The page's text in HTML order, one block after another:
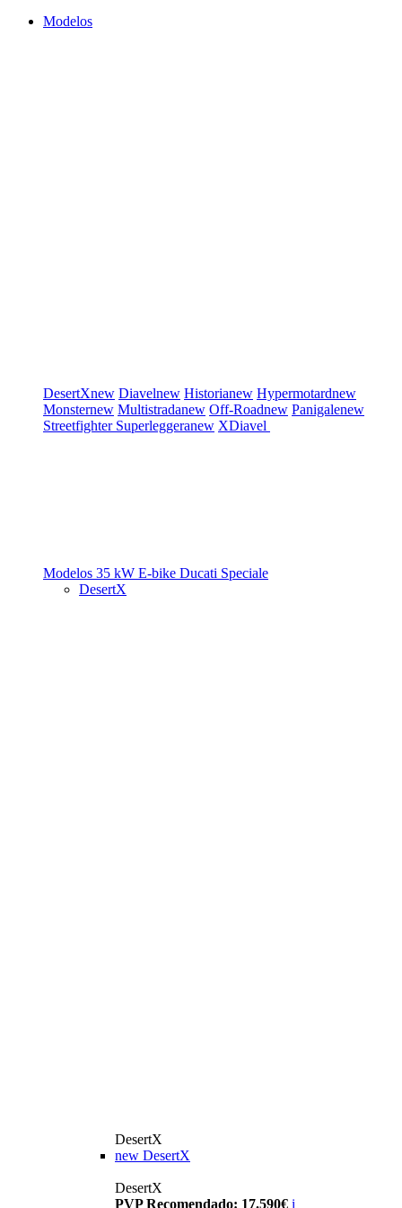
Modelos
DesertXnew Diavelnew Historianew Hypermotardnew
Monsternew Multistradanew Off-Roadnew Panigalenew
Streetfighter Superleggeranew XDiavel
Modelos 35 kW E-bike Ducati Speciale
DesertX
DesertX
new DesertX
DesertX
PVP Recomendado: 17.590€ i